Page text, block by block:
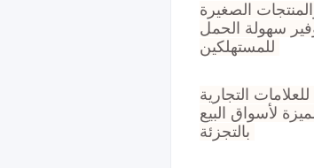
الصغيرة
سهولة الحمل
التجارية
لأسواق البيع